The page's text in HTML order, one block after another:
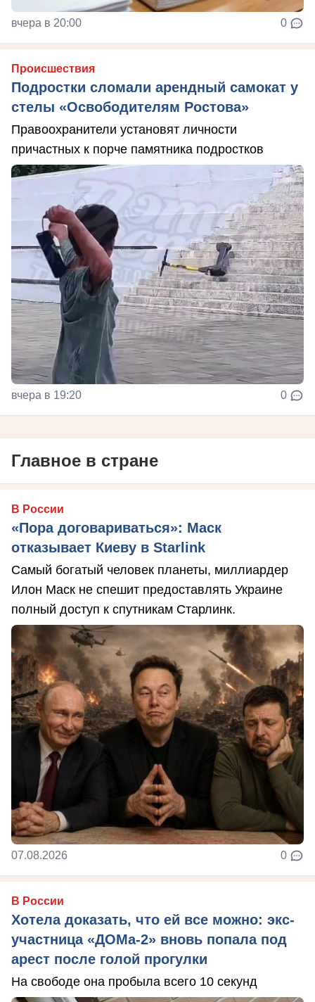
вчера в 20:00 0
Происшествия
Подростки сломали арендный самокат у
стелы «Освободителям Ростова»
Правоохранители установят личности
причастных к порче памятника подростков
вчера в 19:20 0
Главное в стране
В России
«Пора договариваться»: Маск
отказывает Киеву в Starlink
Самый богатый человек планеты, миллиардер
Илон Маск не спешит предоставлять Украине
полный доступ к спутникам Старлинк.
07.08.2026 0
В России
Хотела доказать, что ей все можно: экс-
участница «ДОМа-2» вновь попала под
арест после голой прогулки
На свободе она пробыла всего 10 секунд